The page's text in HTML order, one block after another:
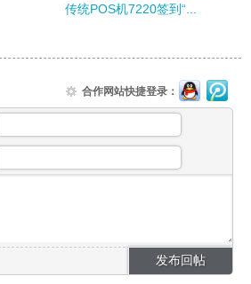
传统POS机7220签到“...
合作网站快捷登录：